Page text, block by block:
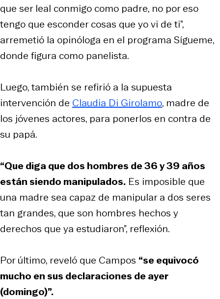
que ser leal conmigo como padre, no por eso
tengo que esconder cosas que yo vi de ti”,
arremetió la opinóloga en el programa Sígueme,
donde figura como panelista.
Luego, también se refirió a la supuesta
intervención de Claudia Di Girolamo, madre de
los jóvenes actores, para ponerlos en contra de
su papá.
“Que diga que dos hombres de 36 y 39 años
están siendo manipulados. Es imposible que
una madre sea capaz de manipular a dos seres
tan grandes, que son hombres hechos y
derechos que ya estudiaron”, reflexión.
Por último, reveló que Campos “se equivocó
mucho en sus declaraciones de ayer
(domingo)”.